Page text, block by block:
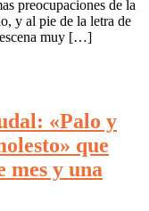
preocupaciones de la
y al pie de la letra de
escena muy […]
«Palo y
que
mes y una